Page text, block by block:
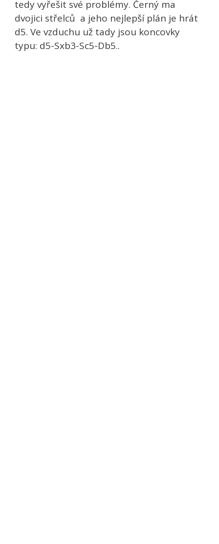
tedy vyřešit své problémy. Černý ma
dvojici střelců a jeho nejlepší plán je hrát
d5. Ve vzduchu už tady jsou koncovky
typu: d5-Sxb3-Sc5-Db5..